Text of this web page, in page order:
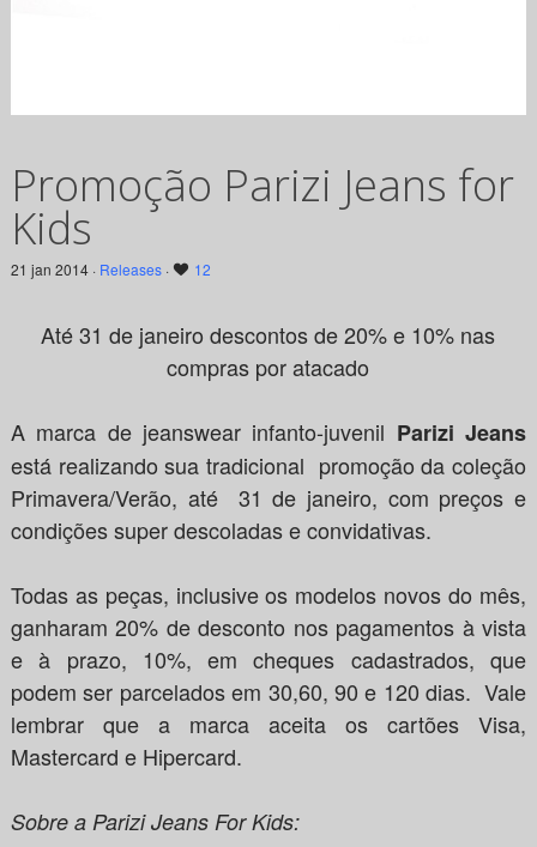
Promoção Parizi Jeans for
Kids
21 jan 2014 · Releases· 12
Até 31 de janeiro descontos de 20% e 10% nas
compras por atacado
A marca de jeanswear infanto-juvenil Parizi Jeans
está realizando sua tradicional promoção da coleção
Primavera/Verão, até 31 de janeiro, com preços e
condições super descoladas e convidativas.
Todas as peças, inclusive os modelos novos do mês,
ganharam 20% de desconto nos pagamentos à vista
e à prazo, 10%, em cheques cadastrados, que
podem ser parcelados em 30,60, 90 e 120 dias. Vale
lembrar que a marca aceita os cartões Visa,
Mastercard e Hipercard.
Sobre a Parizi Jeans For Kids: